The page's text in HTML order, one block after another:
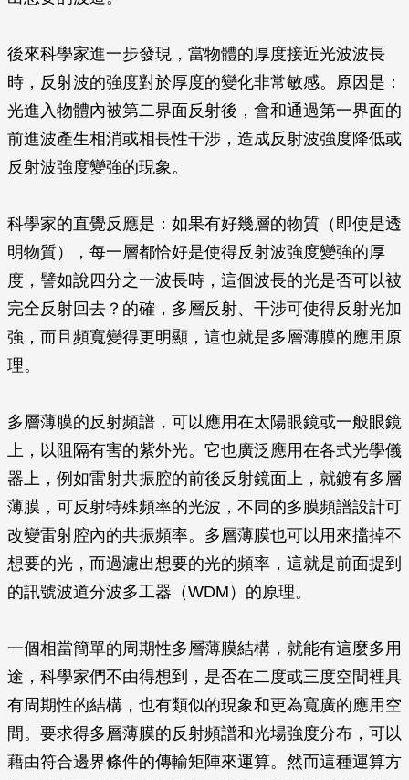
後來科學家進一步發現，當物體的厚度接近光波波長
時，反射波的強度對於厚度的變化非常敏感。原因是：
光進入物體內被第二界面反射後，會和通過第一界面的
前進波產生相消或相長性干涉，造成反射波強度降低或
反射波強度變強的現象。
科學家的直覺反應是：如果有好幾層的物質（即使是透
明物質），每一層都恰好是使得反射波強度變強的厚
度，譬如說四分之一波長時，這個波長的光是否可以被
完全反射回去？的確，多層反射、干涉可使得反射光加
強，而且頻寬變得更明顯，這也就是多層薄膜的應用原
理。
多層薄膜的反射頻譜，可以應用在太陽眼鏡或一般眼鏡
上，以阻隔有害的紫外光。它也廣泛應用在各式光學儀
器上，例如雷射共振腔的前後反射鏡面上，就鍍有多層
薄膜，可反射特殊頻率的光波，不同的多膜頻譜設計可
改變雷射腔內的共振頻率。多層薄膜也可以用來擋掉不
想要的光，而過濾出想要的光的頻率，這就是前面提到
的訊號波道分波多工器（WDM）的原理。
一個相當簡單的周期性多層薄膜結構，就能有這麼多用
途，科學家們不由得想到，是否在二度或三度空間裡具
有周期性的結構，也有類似的現象和更為寬廣的應用空
間。要求得多層薄膜的反射頻譜和光場強度分布，可以
藉由符合邊界條件的傳輸矩陣來運算。然而這種運算方